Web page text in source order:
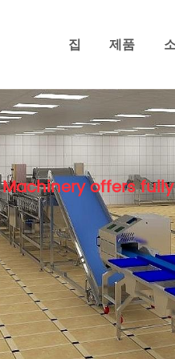
집 제품
Machinery offers